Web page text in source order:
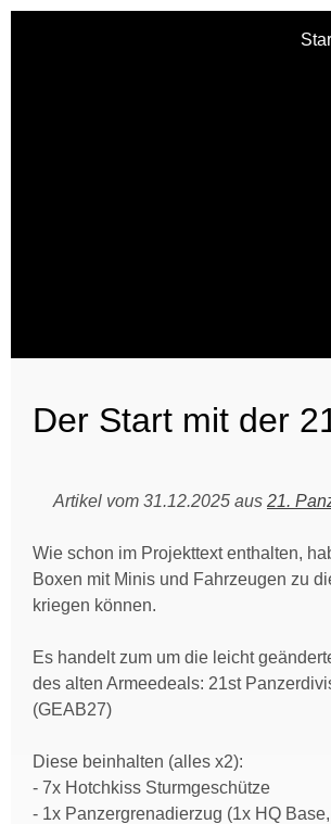
Der Start mit der
Artikel vom 31.12.2025 aus 21.
Wie schon im Projekttext enthalten,
Boxen mit Minis und Fahrzeugen zu
kriegen können.
Es handelt zum um die leicht
des alten Armeedeals: 21st
(GEAB27)
Diese beinhalten (alles x2):
- 7x Hotchkiss Sturmgeschütze
- 1x Panzergrenadierzug (1x HQ